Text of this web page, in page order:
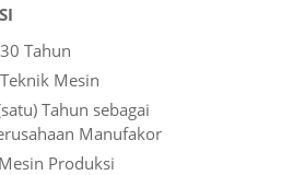
Tahun
Mesin
Tahun sebagai
Manufakor
Produksi